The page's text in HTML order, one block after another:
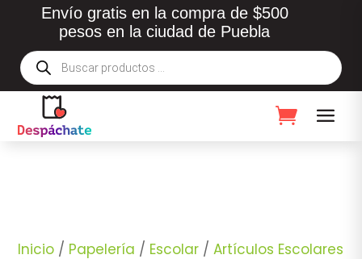
Envío gratis en la compra de $500
pesos en la ciudad de Puebla
Búsqueda
de
productos
Inicio / Papelería / Escolar /Artículos Escolares